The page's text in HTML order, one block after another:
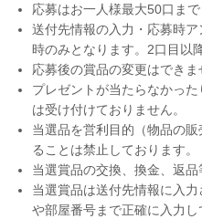
応募はお一人様最大50口まで
送付先情報の入力・応募時
時のみとなります。2口目以
応募後の賞品の変更はできま
プレゼントが当たらなかっ
は受け付けておりません。
当選品を営利目的（物品の
ることは禁止しております。
当選賞品の交換、換金、返品
当選賞品は送付先情報に入
や部屋番号まで正確に入力し